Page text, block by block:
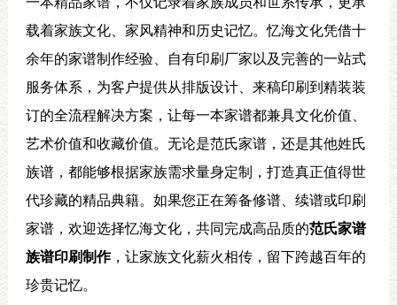
载着家族文化、家风精神和历史记忆。忆海文化凭借十
余年的家谱制作经验、自有印刷厂家以及完善的一站式
服务体系，为客户提供从排版设计、来稿印刷到精装装
订的全流程解决方案，让每一本家谱都兼具文化价值、
艺术价值和收藏价值。无论是范氏家谱，还是其他姓氏
族谱，都能够根据家族需求量身定制，打造真正值得世
代珍藏的精品典籍。如果您正在筹备修谱、续谱或印刷
家谱，欢迎选择忆海文化，共同完成高品质的范氏家谱
族谱印刷制作，让家族文化薪火相传，留下跨越百年的
珍贵记忆。